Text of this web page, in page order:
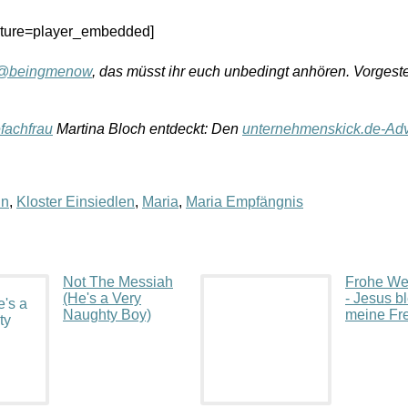
, das müsst ihr euch unbedingt anhören.
Martina Bloch entdeckt: Den unternehmenskick.de-
, Kloster Einsiedlen, Maria, Maria Empfängnis
Not The Messiah
(He's a Very
Naughty Boy)
Frohe
- Jesus
meine